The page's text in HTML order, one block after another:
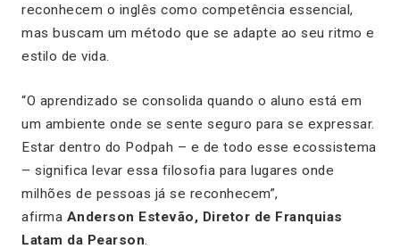
reconhecem o inglês como competência essencial,
mas buscam um método que se adapte ao seu ritmo e
estilo de vida.
“O aprendizado se consolida quando o aluno está em
um ambiente onde se sente seguro para se expressar.
Estar dentro do Podpah – e de todo esse ecossistema
– significa levar essa filosofia para lugares onde
milhões de pessoas já se reconhecem”,
afirma Anderson Estevão, Diretor de Franquias
Latam da Pearson.